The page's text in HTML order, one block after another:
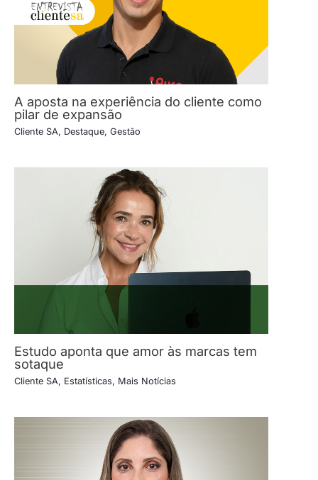
A aposta na experiência do cliente como
pilar de expansão
Cliente SA, Destaque, Gestão
Estudo aponta que amor às marcas tem
sotaque
Cliente SA, Estatísticas, Mais Notícias